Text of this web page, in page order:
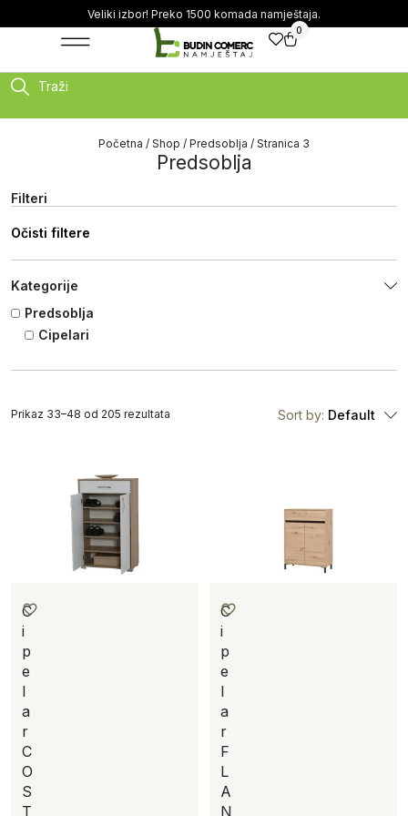
Veliki izbor! Preko 1500 komada namještaja.
0
Traži
Početna / Shop / Predsoblja / Stranica 3
Predsoblja
Filteri
Očisti filtere
Kategorije
Predsoblja
Cipelari
Sort by: Default
C
i
p
e
l
a
r
C
O
S
T
C
i
p
e
l
a
r
F
L
A
N
Prikaz 33–48 od 205 rezultata